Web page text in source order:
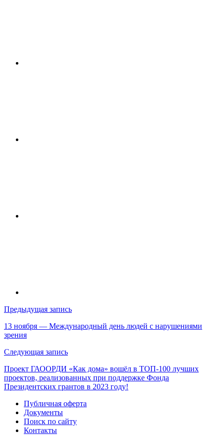
Навигация
по
записям
Предыдущая запись
13 ноября — Международный день людей с нарушениями
зрения
Следующая запись
Проект ГАООРДИ «Как дома» вошёл в ТОП-100 лучших
проектов, реализованных при поддержке Фонда
Президентских грантов в 2023 году!
Публичная оферта
Документы
Поиск по сайту
Контакты